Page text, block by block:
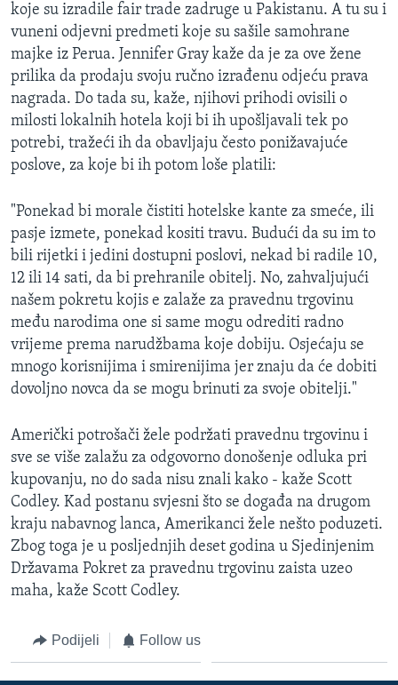
koje su izradile fair trade zadruge u Pakistanu. A tu su i
vuneni odjevni predmeti koje su sašile samohrane
majke iz Perua. Jennifer Gray kaže da je za ove žene
prilika da prodaju svoju ručno izrađenu odjeću prava
nagrada. Do tada su, kaže, njihovi prihodi ovisili o
milosti lokalnih hotela koji bi ih upošljavali tek po
potrebi, tražeći ih da obavljaju često ponižavajuće
poslove, za koje bi ih potom loše platili:
"Ponekad bi morale čistiti hotelske kante za smeće, ili
pasje izmete, ponekad kositi travu. Budući da su im to
bili rijetki i jedini dostupni poslovi, nekad bi radile 10,
12 ili 14 sati, da bi prehranile obitelj. No, zahvaljujući
našem pokretu kojis e zalaže za pravednu trgovinu
među narodima one si same mogu odrediti radno
vrijeme prema narudžbama koje dobiju. Osjećaju se
mnogo korisnijima i smirenijima jer znaju da će dobiti
dovoljno novca da se mogu brinuti za svoje obitelji."
Američki potrošači žele podržati pravednu trgovinu i
sve se više zalažu za odgovorno donošenje odluka pri
kupovanju, no do sada nisu znali kako - kaže Scott
Codley. Kad postanu svjesni što se događa na drugom
kraju nabavnog lanca, Amerikanci žele nešto poduzeti.
Zbog toga je u posljednjih deset godina u Sjedinjenim
Državama Pokret za pravednu trgovinu zaista uzeo
maha, kaže Scott Codley.
Podijeli Follow us